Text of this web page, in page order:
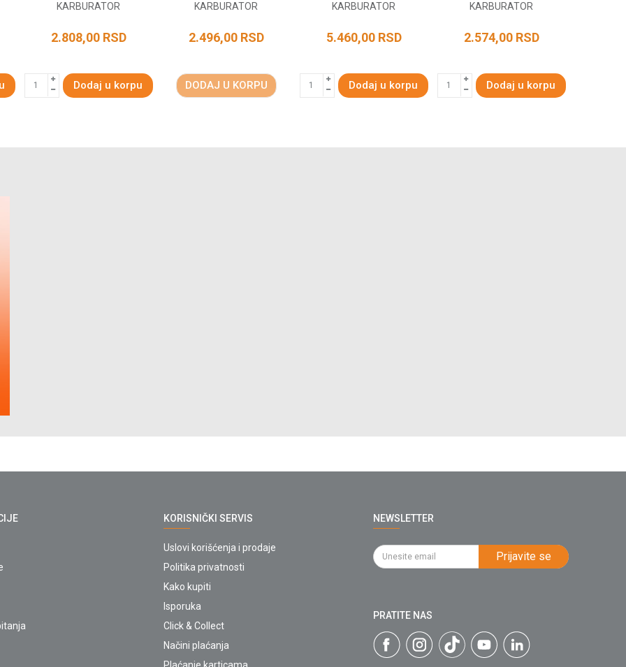
KARBURATOR
2.808,00 RSD
Dodaj u korpu
KARBURATOR
2.496,00 RSD
DODAJ U KORPU
KARBURATOR
5.460,00 RSD
Dodaj u korpu
KARBURATOR
2.574,00 RSD
Dodaj u korpu
KORISNIČKI SERVIS
Uslovi korišćenja i prodaje
Politika privatnosti
Kako kupiti
Isporuka
Click & Collect
Načini plaćanja
NEWSLETTER
Prijavite se
PRATITE NAS